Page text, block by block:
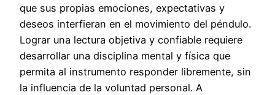
que sus propias emociones, expectativas y
deseos interfieran en el movimiento del péndulo.
Lograr una lectura objetiva y confiable requiere
desarrollar una disciplina mental y física que
permita al instrumento responder libremente, sin
la influencia de la voluntad personal. A